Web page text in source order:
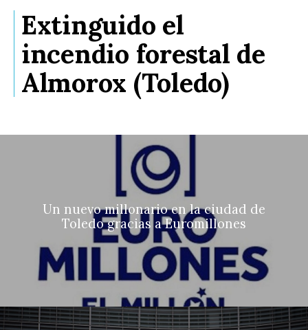
Extinguido el
incendio forestal de
Almorox (Toledo)
Un nuevo millonario en la ciudad de
Toledo gracias a Euromillones